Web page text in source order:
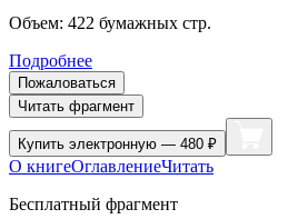
Объем: 422 бумажных стр.
Подробнее
Пожаловаться
Читать фрагмент
Купить электронную — 480 ₽
О книгеОглавлениеЧитать
Бесплатный фрагмент